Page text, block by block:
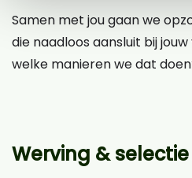
Samen met jou gaan we
die naadloos aansluit bij
welke manieren we dat
Werving & selectie